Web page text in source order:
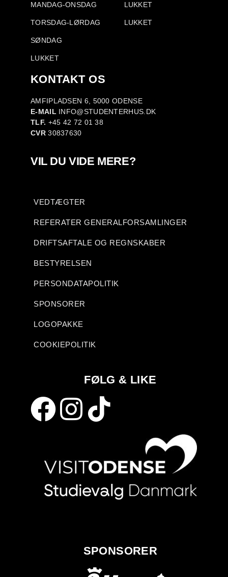
MANDAG-ONSDAG
TORSDAG-LØRDAG
SØNDAG
LUKKET
LUKKET
LUKKET
KONTAKT OS
AMFIPLADSEN 6, 5000 ODENSE
E-MAIL INFO@STUDENTERHUS.DK
TLF. +45 42 72 01 38
CVR30837630
VIL DU VIDE MERE?
VEDTÆGTER
REFERATER GENERALFORSAMLINGER
DRIFTSAFTALE OG REGNSKABER
BESTYRELSEN
PERSONDATAPOLITIK
SPONSORER
LOGOPAKKE
COOKIEPOLITIK
FØLG & LIKE
SPONSORER